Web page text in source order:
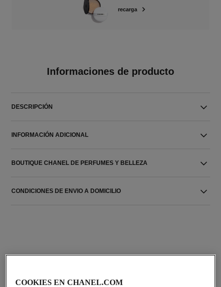
recarga
Informaciones de producto
DESCRIPCIÓN
INFORMACIÓN ADICIONAL
BOUTIQUE CHANEL DE PERFUMES Y BELLEZA
CONDICIONES DE ENVIO A DOMICILIO
LA COMBINACIÓN PERFECTA
COOKIES EN CHANEL.COM